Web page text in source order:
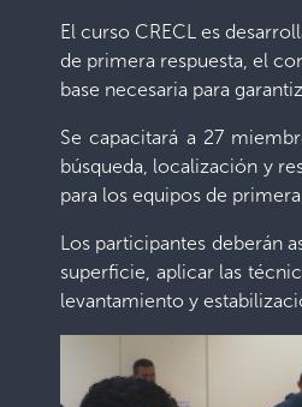
El curso CRECL es
de primera respuesta, el
base necesaria para
Se capacitará a 27
búsqueda, localización y
para los equipos de
Los participantes deberán
superficie, aplicar las
levantamiento y